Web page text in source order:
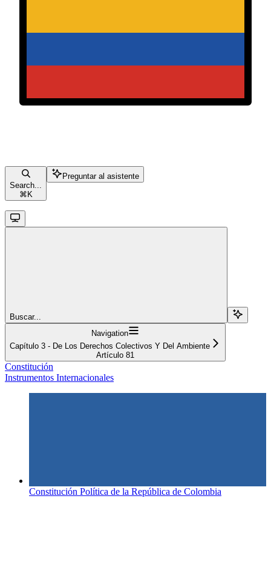
Search...
⌘ K
Preguntar al asistente
Buscar...
Navigation
Capítulo 3 - De Los Derechos Colectivos Y Del Ambiente
Artículo 81
Constitución
Instrumentos Internacionales
Constitución Política de la República de Colombia